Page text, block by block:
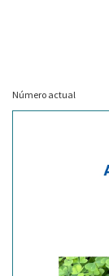
Número actual